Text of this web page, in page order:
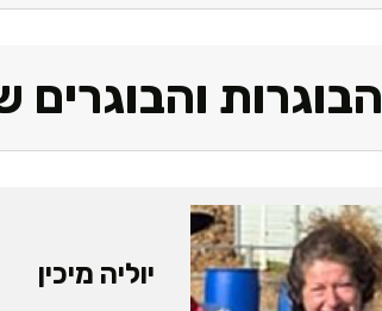
הבוגרות והבוגרים
יוליה מיכין